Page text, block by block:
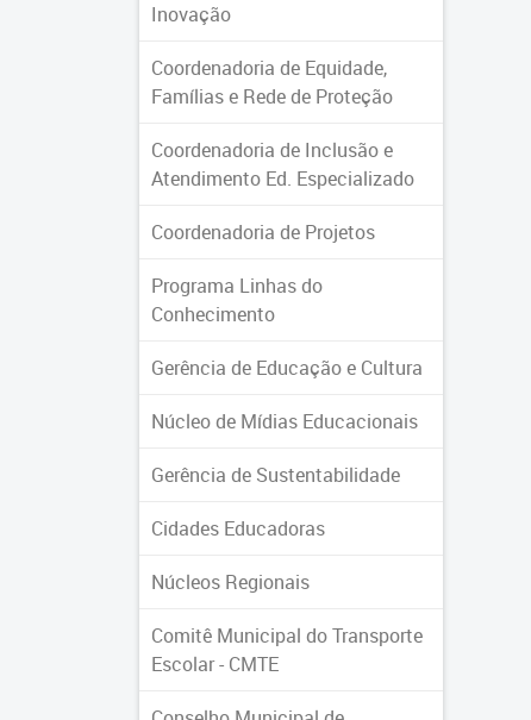
Inovação
Coordenadoria de Equidade,
Famílias e Rede de Proteção
Coordenadoria de Inclusão e
Atendimento Ed. Especializado
Coordenadoria de Projetos
Programa Linhas do
Conhecimento
Gerência de Educação e Cultura
Núcleo de Mídias Educacionais
Gerência de Sustentabilidade
Cidades Educadoras
Núcleos Regionais
Comitê Municipal do Transporte
Escolar - CMTE